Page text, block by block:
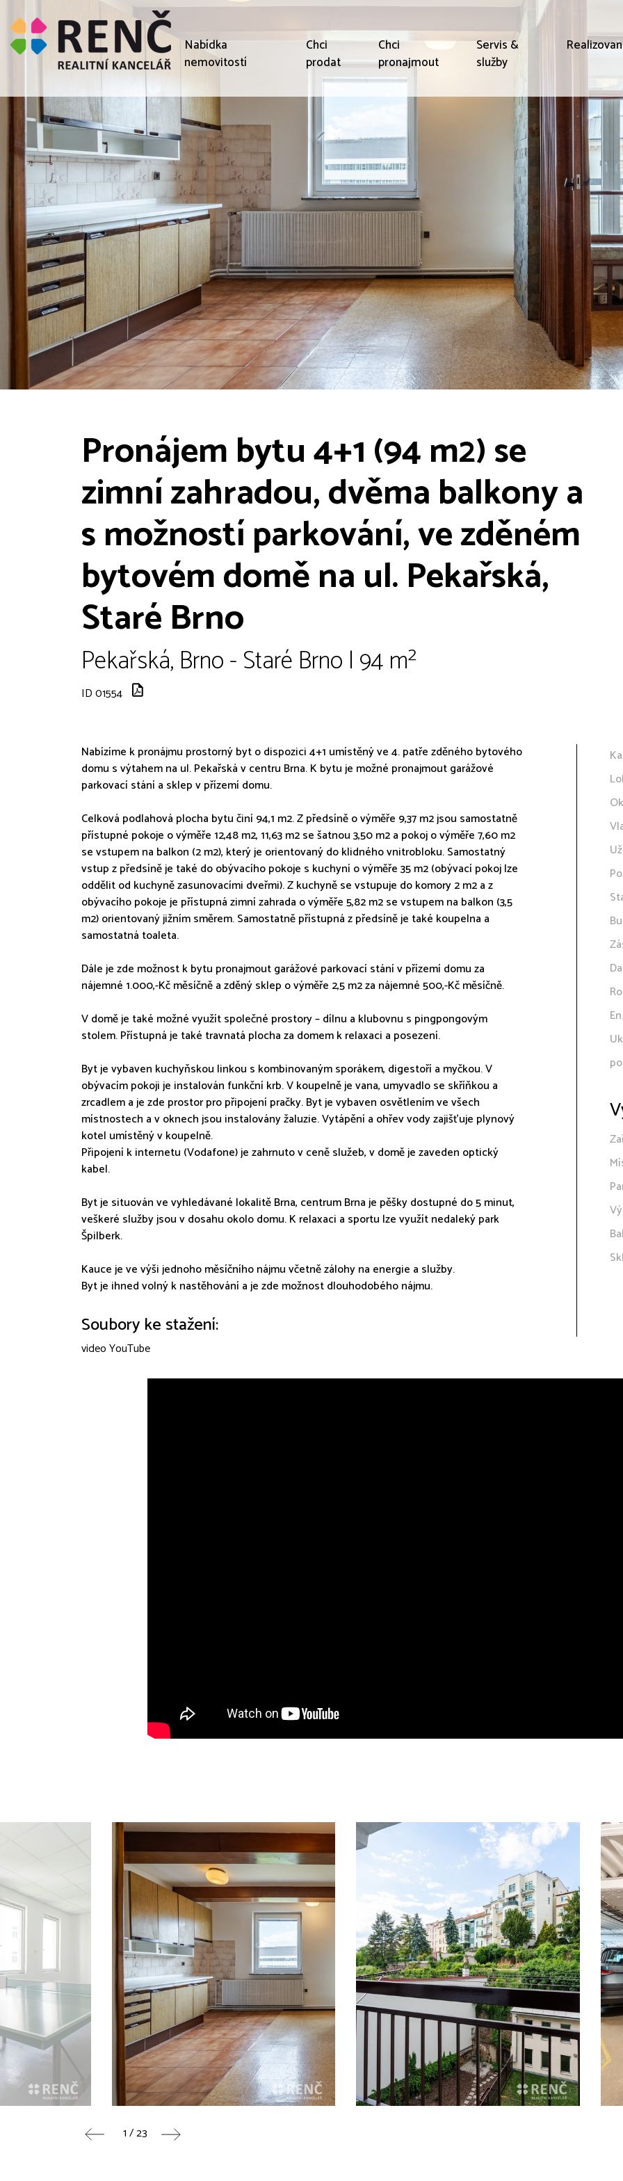
Nabídka
nemovitostí
Chci
prodat
Chci
pronajmout
Servis &
služby
Pronájem bytu 4+1 (94 m2) se
zimní zahradou, dvěma balkony a
s možností parkování, ve zděném
bytovém domě na ul. Pekařská,
Staré Brno
Pekařská, Brno - Staré Brno | 94 m²
ID 01554
Nabízíme k pronájmu prostorný byt o dispozici 4+1 umístěný ve 4. patře zděného bytového
domu s výtahem na ul. Pekařská v centru Brna. K bytu je možné pronajmout garážové
parkovací stání a sklep v přízemí domu.
Celková podlahová plocha bytu činí 94,1 m2. Z předsíně o výměře 9,37 m2 jsou samostatně
přístupné pokoje o výměře 12,48 m2, 11,63 m2 se šatnou 3,50 m2 a pokoj o výměře 7,60 m2
se vstupem na balkon (2 m2), který je orientovaný do klidného vnitrobloku. Samostatný
vstup z předsíně je také do obývacího pokoje s kuchyní o výměře 35 m2 (obývací pokoj lze
oddělit od kuchyně zasunovacími dveřmi). Z kuchyně se vstupuje do komory 2 m2 a z
obývacího pokoje je přístupná zimní zahrada o výměře 5,82 m2 se vstupem na balkon (3,5
m2) orientovaný jižním směrem. Samostatně přístupná z předsíně je také koupelna a
samostatná toaleta.
Dále je zde možnost k bytu pronajmout garážové parkovací stání v přízemí domu za
nájemné 1.000,-Kč měsíčně a zděný sklep o výměře 2,5 m2 za nájemné 500,-Kč měsíčně.
V domě je také možné využít společné prostory – dílnu a klubovnu s pingpongovým
stolem. Přístupná je také travnatá plocha za domem k relaxaci a posezení.
Byt je vybaven kuchyňskou linkou s kombinovaným sporákem, digestoří a myčkou. V
obývacím pokoji je instalován funkční krb. V koupelně je vana, umyvadlo se skříňkou a
zrcadlem a je zde prostor pro připojení pračky. Byt je vybaven osvětlením ve všech
místnostech a v oknech jsou instalovány žaluzie. Vytápění a ohřev vody zajišťuje plynový
kotel umístěný v koupelně.
Připojení k internetu (Vodafone) je zahrnuto v ceně služeb, v domě je zaveden optický
kabel.
Byt je situován ve vyhledávané lokalitě Brna, centrum Brna je pěšky dostupné do 5 minut,
veškeré služby jsou v dosahu okolo domu. K relaxaci a sportu lze využít nedaleký park
Špilberk.
Kauce je ve výši jednoho měsíčního nájmu včetně zálohy na energie a služby.
Byt je ihned volný k nastěhování a je zde možnost dlouhodobého nájmu.
Soubory ke stažení:
video YouTube
1 / 23